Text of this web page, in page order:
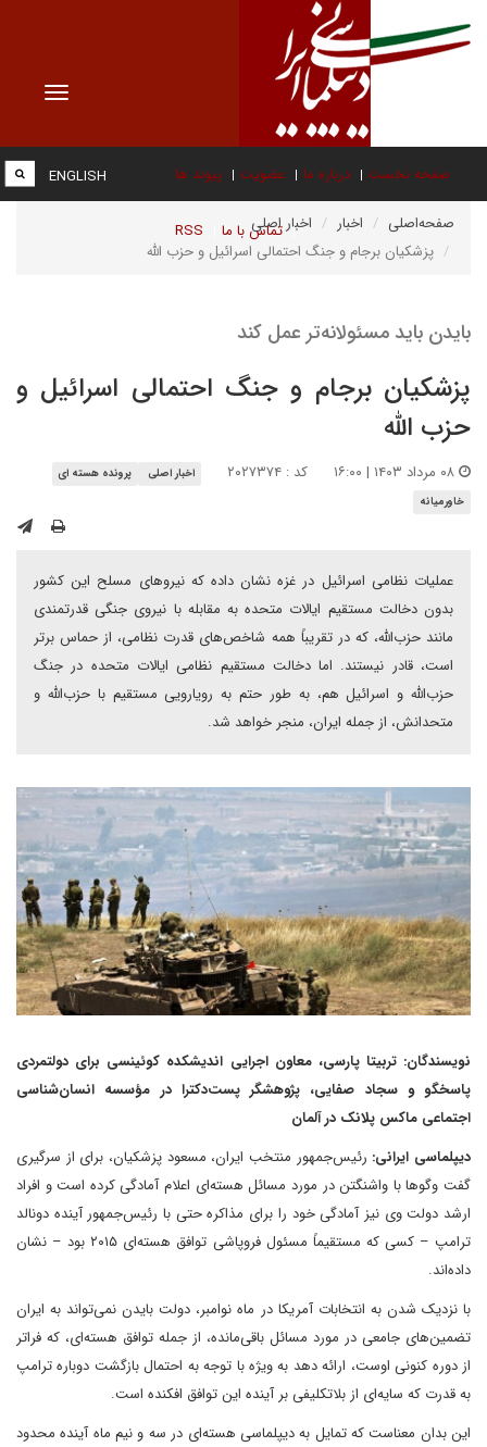
Toggle
صفحه نخست درباره ما عضویت پیوند ها
تماس با ما RSS
ENGLISH
صفحه‌اصلی اخبار
اخبار اصلی
پزشکیان برجام و جنگ احتمالی اسرائیل و حزب الله
بایدن باید مسئولانه‌تر عمل کند
پزشکیان برجام و جنگ احتمالی اسرائیل و
حزب الله
کد : ۲۰۲۷۳۷۴ اخبار اصلی
پرونده هسته ای
خاورمیانه
عملیات نظامی اسرائیل در غزه نشان داده که نیروهای مسلح این کشور
بدون دخالت مستقیم ایالات متحده به مقابله با نیروی جنگی قدرتمندی
مانند حزب‌الله، که در تقریباً همه شاخص‌های قدرت نظامی، از حماس برتر
است، قادر نیستند. اما دخالت مستقیم نظامی ایالات متحده در جنگ
حزب‌الله و اسرائیل هم، به طور حتم به رویارویی مستقیم با حزب‌الله و
متحدانش، از جمله ایران، منجر خواهد شد.
نویسندگان: تربیتا پارسی، معاون اجرایی اندیشکده کوئینسی برای دولتمردی
پاسخگو و سجاد صفایی، پژوهشگر پست‌دکترا در مؤسسه انسان‌شناسی
اجتماعی ماکس پلانک در آلمان
دیپلماسی ایرانی: رئیس‌جمهور منتخب ایران، مسعود پزشکیان، برای از سرگیری
گفت وگوها با واشنگتن در مورد مسائل هسته‌ای اعلام آمادگی کرده است و افراد
ارشد دولت وی نیز آمادگی خود را برای مذاکره حتی با رئیس‌جمهور آینده دونالد
ترامپ – کسی که مستقیماً مسئول فروپاشی توافق هسته‌ای ۲۰۱۵ بود – نشان
داده‌اند.
با نزدیک شدن به انتخابات آمریکا در ماه نوامبر، دولت بایدن نمی‌تواند به ایران
تضمین‌های جامعی در مورد مسائل باقی‌مانده، از جمله توافق هسته‌ای، که فراتر
از دوره کنونی اوست، ارائه دهد به ویژه با توجه به احتمال بازگشت دوباره ترامپ
به قدرت که سایه‌ای از بلاتکلیفی بر آینده این توافق افکنده است.
این بدان معناست که تمایل به دیپلماسی هسته‌ای در سه و نیم ماه آینده محدود